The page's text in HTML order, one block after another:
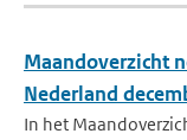
Maandoverzicht
Nederland
In het